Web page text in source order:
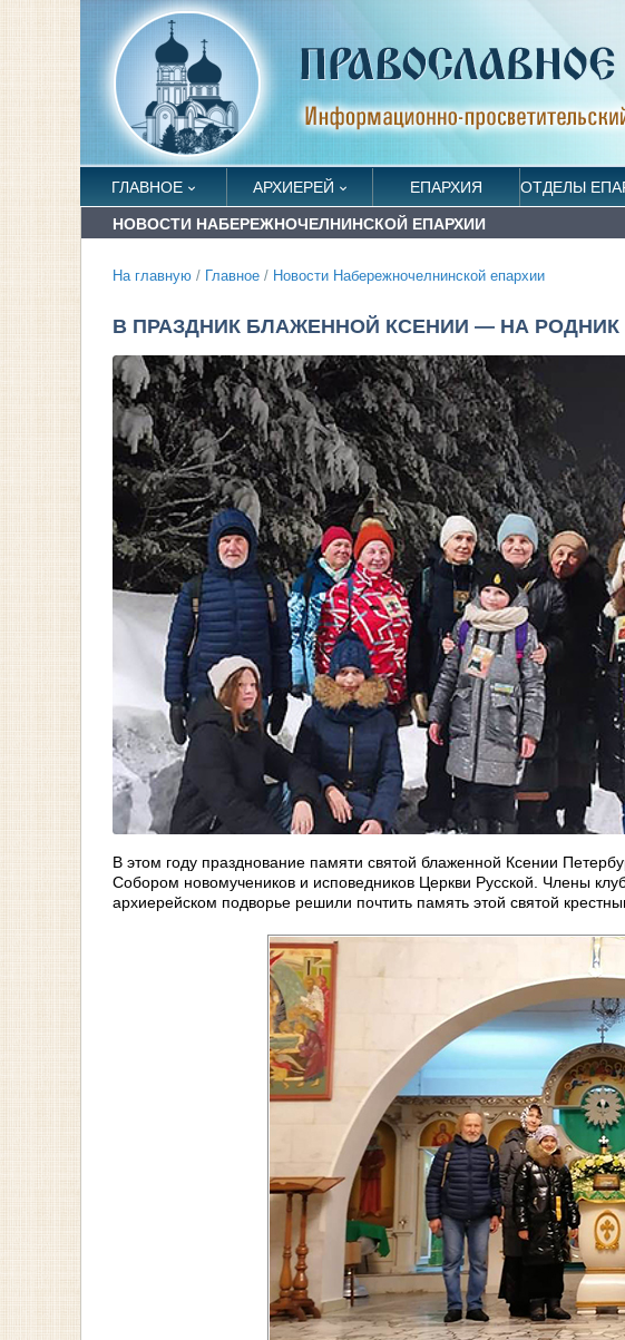
ГЛАВНОЕ АРХИЕРЕЙ ЕПАРХИЯ ОТДЕЛЫ
НОВОСТИ НАБЕРЕЖНОЧЕЛНИНСКОЙ ЕПАРХИИ
На главную / Главное / Новости Набережночелнинской епархии
В ПРАЗДНИК БЛАЖЕННОЙ КСЕНИИ — НА РОДНИК
В этом году празднование памяти святой блаженной Ксении
Собором новомучеников и исповедников Церкви Русской. Члены
архиерейском подворье решили почтить память этой святой